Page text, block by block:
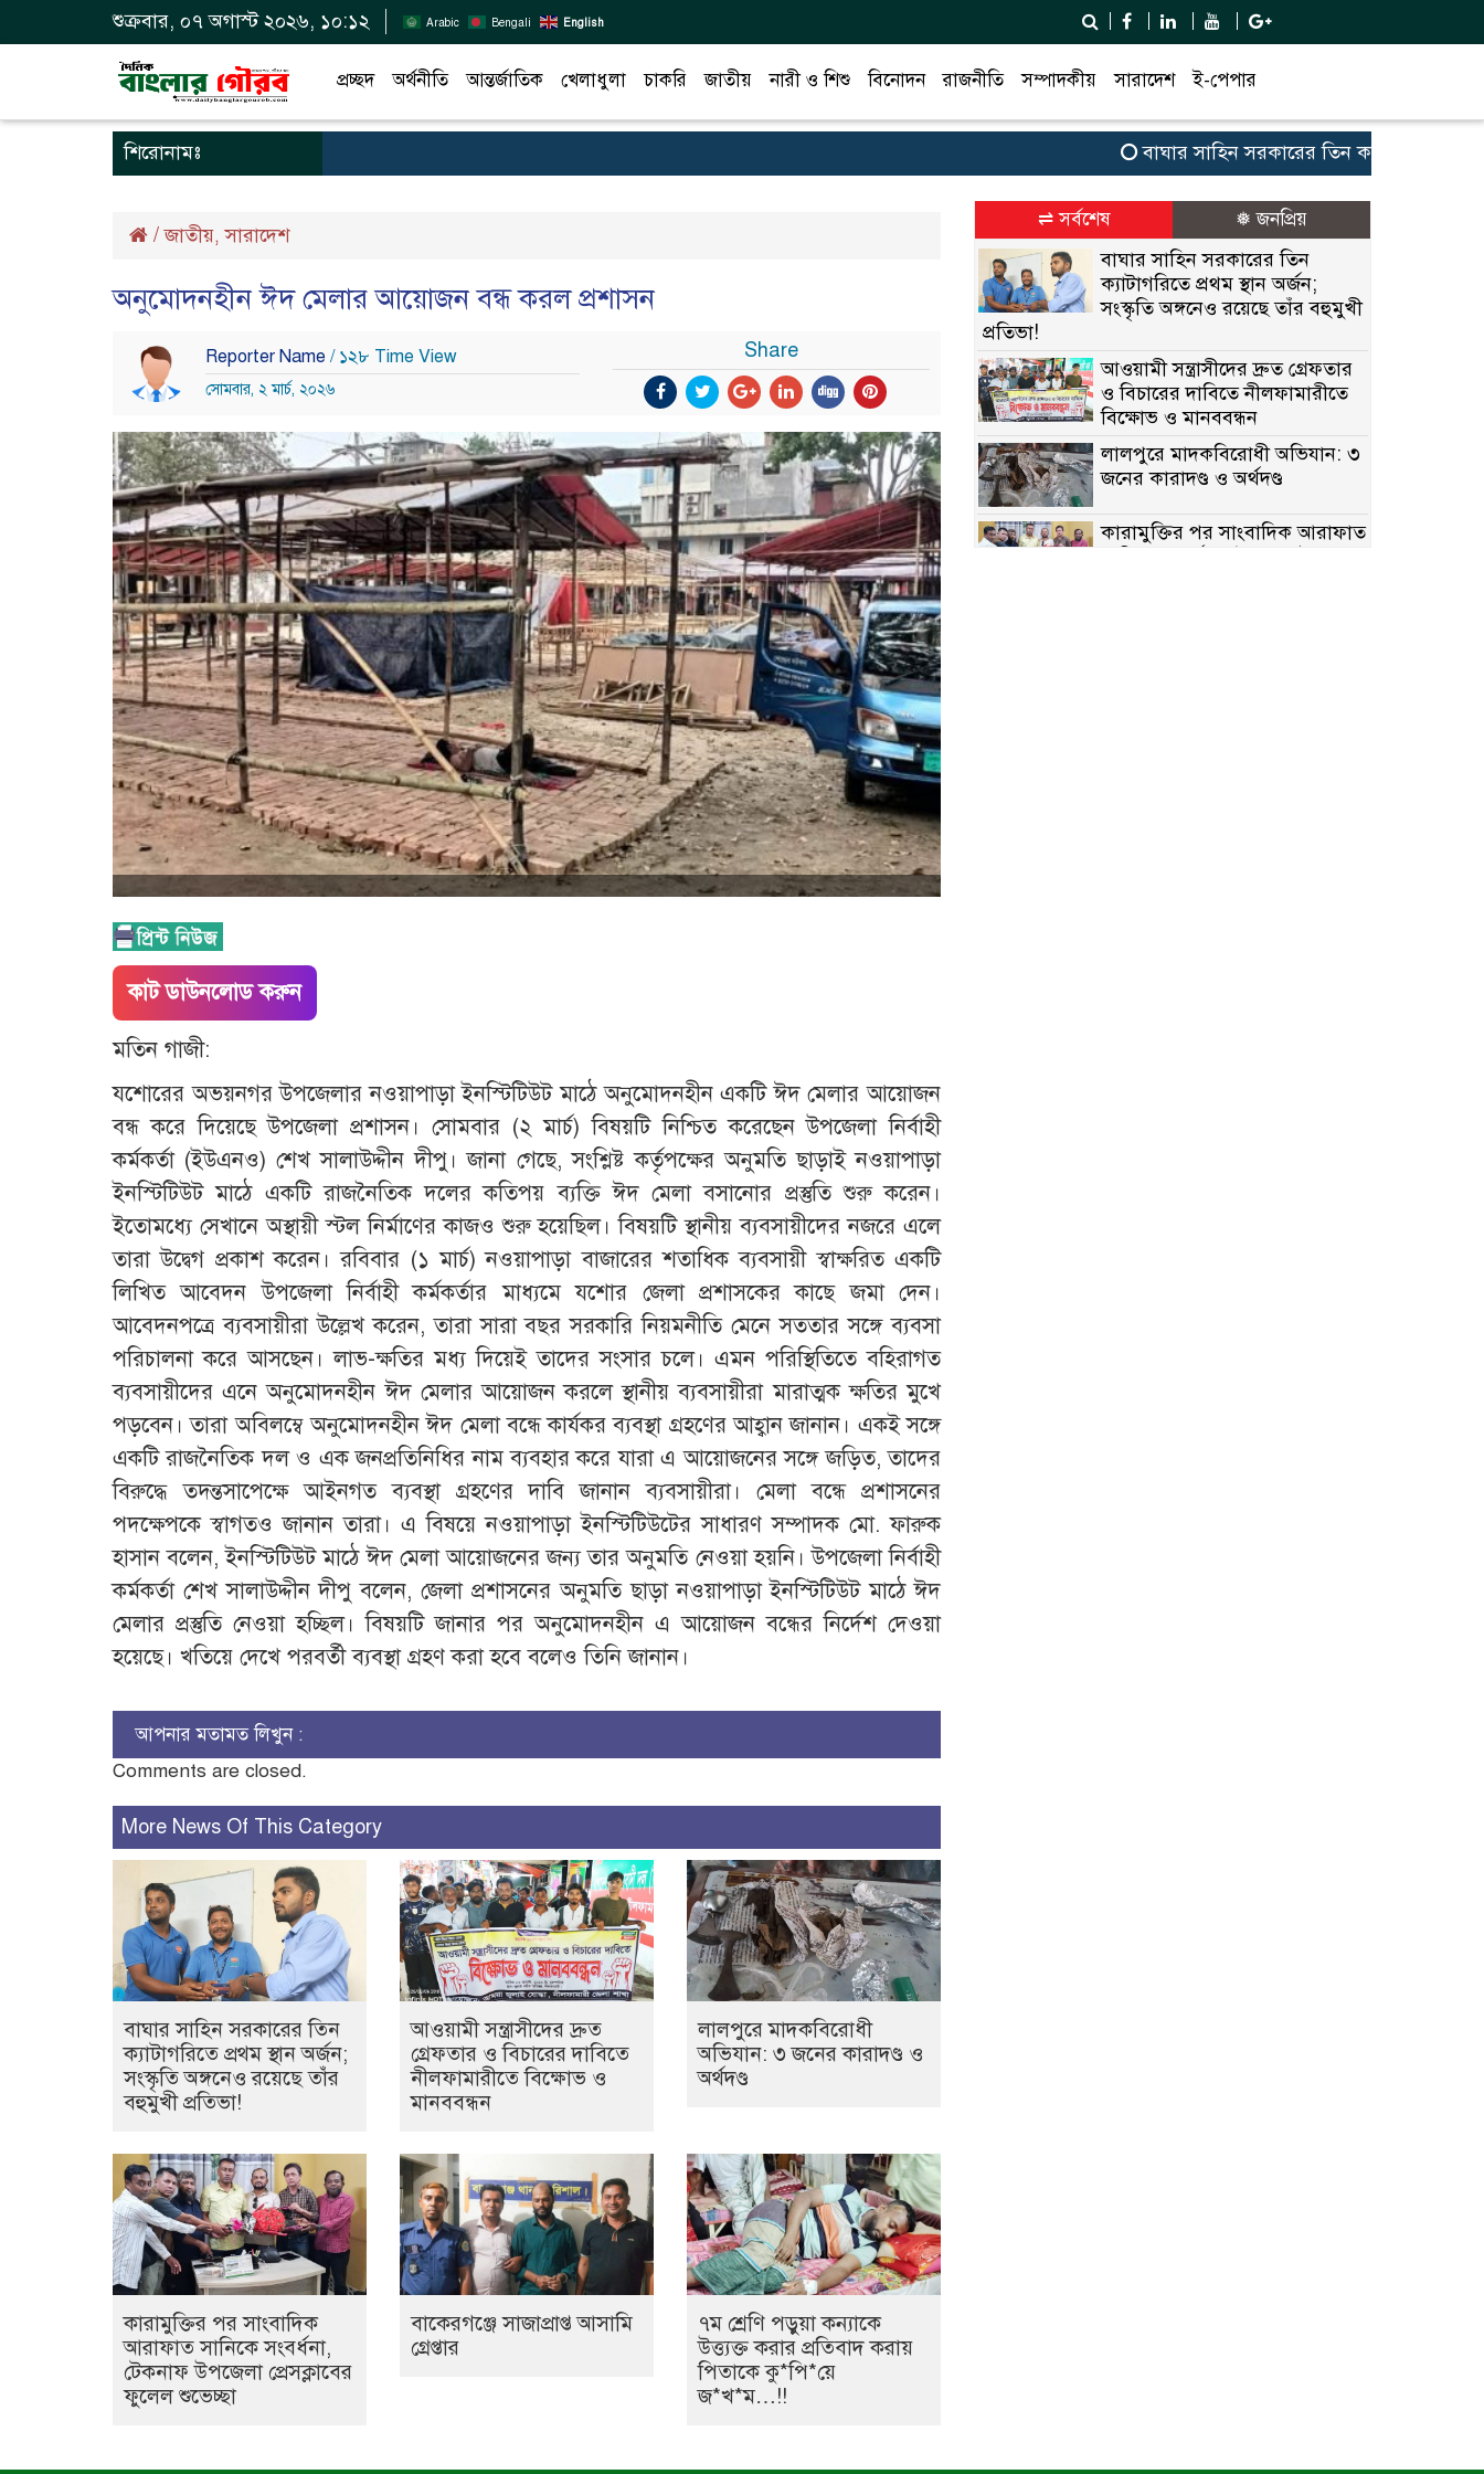
শুক্রবার, ০৭ অগাস্ট ২০২৬, ১০:১২ Arabic Bengali English
প্রচ্ছদ অর্থনীতি আন্তর্জাতিক খেলাধুলা চাকরি জাতীয় নারী ও শিশু বিনোদন রাজনীতি সম্পাদকীয় সারাদেশ ই-পেপার
শিরোনামঃ বাঘার সাহিন সরকারের তিন ক্যাটাগরিতে প্রথম
/জাতীয়,সারাদেশ
অনুমোদনহীন ঈদ মেলার আয়োজন বন্ধ করল প্রশাসন
Reporter Name / ১২৮ Time View
সোমবার, ২ মার্চ, ২০২৬
Share
কাট ডাউনলোড করুন
মতিন গাজী:
যশোরের অভয়নগর উপজেলার নওয়াপাড়া ইনস্টিটিউট মাঠে অনুমোদনহীন একটি ঈদ মেলার আয়োজন
বন্ধ করে দিয়েছে উপজেলা প্রশাসন। সোমবার (২ মার্চ) বিষয়টি নিশ্চিত করেছেন উপজেলা নির্বাহী
কর্মকর্তা (ইউএনও) শেখ সালাউদ্দীন দীপু। জানা গেছে, সংশ্লিষ্ট কর্তৃপক্ষের অনুমতি ছাড়াই নওয়াপাড়া
ইনস্টিটিউট মাঠে একটি রাজনৈতিক দলের কতিপয় ব্যক্তি ঈদ মেলা বসানোর প্রস্তুতি শুরু করেন।
ইতোমধ্যে সেখানে অস্থায়ী স্টল নির্মাণের কাজও শুরু হয়েছিল। বিষয়টি স্থানীয় ব্যবসায়ীদের নজরে এলে
তারা উদ্বেগ প্রকাশ করেন। রবিবার (১ মার্চ) নওয়াপাড়া বাজারের শতাধিক ব্যবসায়ী স্বাক্ষরিত একটি
লিখিত আবেদন উপজেলা নির্বাহী কর্মকর্তার মাধ্যমে যশোর জেলা প্রশাসকের কাছে জমা দেন।
আবেদনপত্রে ব্যবসায়ীরা উল্লেখ করেন, তারা সারা বছর সরকারি নিয়মনীতি মেনে সততার সঙ্গে ব্যবসা
পরিচালনা করে আসছেন। লাভ-ক্ষতির মধ্য দিয়েই তাদের সংসার চলে। এমন পরিস্থিতিতে বহিরাগত
ব্যবসায়ীদের এনে অনুমোদনহীন ঈদ মেলার আয়োজন করলে স্থানীয় ব্যবসায়ীরা মারাত্মক ক্ষতির মুখে
পড়বেন। তারা অবিলম্বে অনুমোদনহীন ঈদ মেলা বন্ধে কার্যকর ব্যবস্থা গ্রহণের আহ্বান জানান। একই সঙ্গে
একটি রাজনৈতিক দল ও এক জনপ্রতিনিধির নাম ব্যবহার করে যারা এ আয়োজনের সঙ্গে জড়িত, তাদের
বিরুদ্ধে তদন্তসাপেক্ষে আইনগত ব্যবস্থা গ্রহণের দাবি জানান ব্যবসায়ীরা। মেলা বন্ধে প্রশাসনের
পদক্ষেপকে স্বাগতও জানান তারা। এ বিষয়ে নওয়াপাড়া ইনস্টিটিউটের সাধারণ সম্পাদক মো. ফারুক
হাসান বলেন, ইনস্টিটিউট মাঠে ঈদ মেলা আয়োজনের জন্য তার অনুমতি নেওয়া হয়নি। উপজেলা নির্বাহী
কর্মকর্তা শেখ সালাউদ্দীন দীপু বলেন, জেলা প্রশাসনের অনুমতি ছাড়া নওয়াপাড়া ইনস্টিটিউট মাঠে ঈদ
মেলার প্রস্তুতি নেওয়া হচ্ছিল। বিষয়টি জানার পর অনুমোদনহীন এ আয়োজন বন্ধের নির্দেশ দেওয়া
হয়েছে। খতিয়ে দেখে পরবর্তী ব্যবস্থা গ্রহণ করা হবে বলেও তিনি জানান।
আপনার মতামত লিখুন :
Comments are closed.
More News Of This Category
বাঘার সাহিন সরকারের তিন
ক্যাটাগরিতে প্রথম স্থান অর্জন;
সংস্কৃতি অঙ্গনেও রয়েছে তাঁর
বহুমুখী প্রতিভা!
আওয়ামী সন্ত্রাসীদের দ্রুত
গ্রেফতার ও বিচারের দাবিতে
নীলফামারীতে বিক্ষোভ ও
মানববন্ধন
লালপুরে মাদকবিরোধী
অভিযান: ৩ জনের কারাদণ্ড ও
অর্থদণ্ড
কারামুক্তির পর সাংবাদিক
আরাফাত সানিকে সংবর্ধনা,
টেকনাফ উপজেলা প্রেসক্লাবের
ফুলেল শুভেচ্ছা
বাকেরগঞ্জে সাজাপ্রাপ্ত আসামি
গ্রেপ্তার
৭ম শ্রেণি পড়ুয়া কন্যাকে
উত্ত্যক্ত করার প্রতিবাদ করায়
পিতাকে কু*পি*য়ে
জ*খ*ম…!!
⇌ সর্বশেষ ❅ জনপ্রিয়
বাঘার সাহিন সরকারের তিন
ক্যাটাগরিতে প্রথম স্থান অর্জন;
সংস্কৃতি অঙ্গনেও রয়েছে তাঁর বহুমুখী
প্রতিভা!
আওয়ামী সন্ত্রাসীদের দ্রুত গ্রেফতার
ও বিচারের দাবিতে নীলফামারীতে
বিক্ষোভ ও মানববন্ধন
লালপুরে মাদকবিরোধী অভিযান: ৩
জনের কারাদণ্ড ও অর্থদণ্ড
কারামুক্তির পর সাংবাদিক আরাফাত